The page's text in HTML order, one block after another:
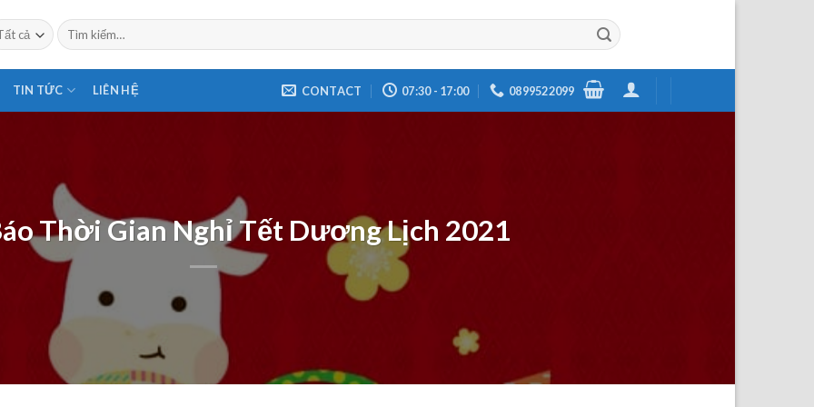
Tìm
kiếm:
TIN TỨC LIÊN HỆ CONTACT 07:30 - 17:00 0899522099
Thời Gian Nghỉ Tết Dương Lịch 2021